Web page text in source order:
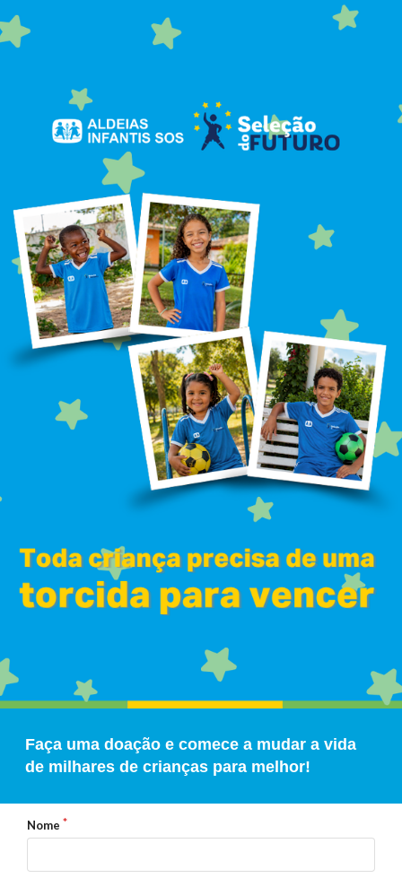
Faça uma doação e comece a mudar a vida
de milhares de crianças para melhor!
Nome